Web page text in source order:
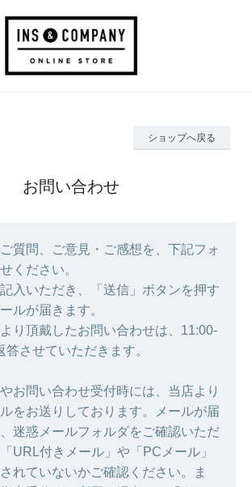
ショップへ戻る
お問い合わせ
質問、ご意見・ご感想を、下記フォ
ください。
入いただき、「送信」ボタンを押す
ルが届きます。
り頂戴したお問い合わせは、11:00-
答させていただきます。
お問い合わせ受付時には、当店より
をお送りしております。メールが届
迷惑メールフォルダをご確認いただ
URL付きメール」や「PCメール」
れていないかご確認ください。ま